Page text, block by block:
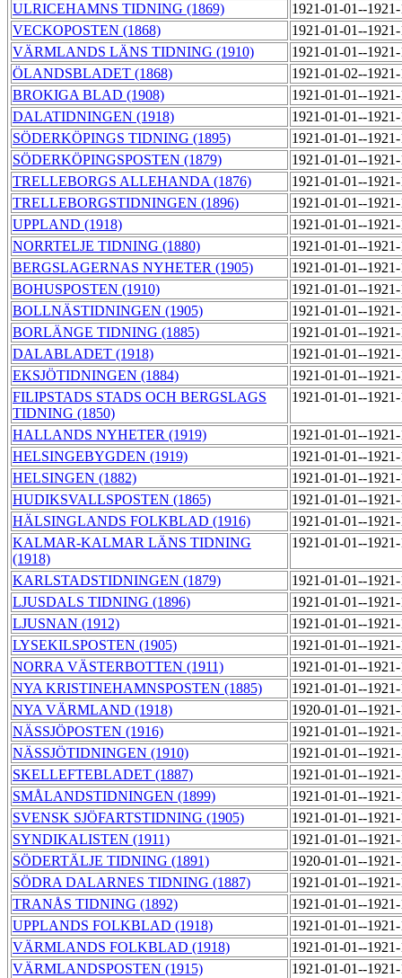
ULRICEHAMNS TIDNING (1869)
1921-01-01--
VECKOPOSTEN (1868)
1921-01-01--
VÄRMLANDS LÄNS TIDNING (1910)
1921-01-01--
ÖLANDSBLADET (1868)
1921-01-02--
BROKIGA BLAD (1908)
1921-01-01--
DALATIDNINGEN (1918)
1921-01-01--
SÖDERKÖPINGS TIDNING (1895)
1921-01-01--
SÖDERKÖPINGSPOSTEN (1879)
1921-01-01--
TRELLEBORGS ALLEHANDA (1876)
1921-01-01--
TRELLEBORGSTIDNINGEN (1896)
1921-01-01--
UPPLAND (1918)
1921-01-01--
NORRTELJE TIDNING (1880)
1921-01-01--
BERGSLAGERNAS NYHETER (1905)
1921-01-01--
BOHUSPOSTEN (1910)
1921-01-01--
BOLLNÄSTIDNINGEN (1905)
1921-01-01--
BORLÄNGE TIDNING (1885)
1921-01-01--
DALABLADET (1918)
1921-01-01--
EKSJÖTIDNINGEN (1884)
1921-01-01--
FILIPSTADS STADS OCH BERGSLAGS
TIDNING (1850)
1921-01-01--
HALLANDS NYHETER (1919)
1921-01-01--
HELSINGEBYGDEN (1919)
1921-01-01--
HELSINGEN (1882)
1921-01-01--
HUDIKSVALLSPOSTEN (1865)
1921-01-01--
HÄLSINGLANDS FOLKBLAD (1916)
1921-01-01--
KALMAR-KALMAR LÄNS TIDNING
(1918)
1921-01-01--
KARLSTADSTIDNINGEN (1879)
1921-01-01--
LJUSDALS TIDNING (1896)
1921-01-01--
LJUSNAN (1912)
1921-01-01--
LYSEKILSPOSTEN (1905)
1921-01-01--
NORRA VÄSTERBOTTEN (1911)
1921-01-01--
NYA KRISTINEHAMNSPOSTEN (1885)
1921-01-01--
NYA VÄRMLAND (1918)
1920-01-01--
NÄSSJÖPOSTEN (1916)
1921-01-01--
NÄSSJÖTIDNINGEN (1910)
1921-01-01--
SKELLEFTEBLADET (1887)
1921-01-01--
SMÅLANDSTIDNINGEN (1899)
1921-01-01--
SVENSK SJÖFARTSTIDNING (1905)
1921-01-01--
SYNDIKALISTEN (1911)
1921-01-01--
SÖDERTÄLJE TIDNING (1891)
1920-01-01--
SÖDRA DALARNES TIDNING (1887)
1921-01-01--
TRANÅS TIDNING (1892)
1921-01-01--
UPPLANDS FOLKBLAD (1918)
1921-01-01--
VÄRMLANDS FOLKBLAD (1918)
1921-01-01--
VÄRMLANDSPOSTEN (1915)
1921-01-01--